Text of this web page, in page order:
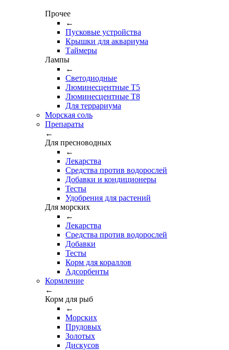
Прочее
←
Пусковые устройства
Крышки для аквариума
Таймеры
Лампы
←
Светодиодные
Люминесцентные Т5
Люминесцентные Т8
Для террариума
Морская соль
Препараты
←
Для пресноводных
←
Лекарства
Средства против водорослей
Добавки и кондиционеры
Тесты
Удобрения для растений
Для морских
←
Лекарства
Средства против водорослей
Добавки
Тесты
Корм для кораллов
Адсорбенты
Кормление
←
Корм для рыб
←
Морских
Прудовых
Золотых
Дискусов